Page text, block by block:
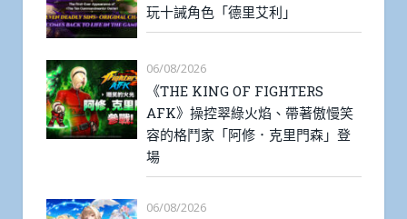
玩十誡角色「德里艾利」
06/08/2026
《THE KING OF FIGHTERS
AFK》操控翠綠火焰、帶著傲慢笑
容的格鬥家「阿修．克里門森」登
場
06/08/2026